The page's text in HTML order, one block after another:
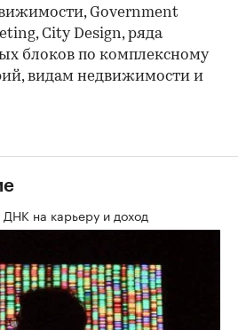
Government
City Design, ряда
блоков по комплексному
видам недвижимости и
ДНК на карьеру и доход